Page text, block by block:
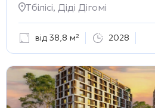
Тбілісі, Діді Дігомі
від 38,8 м² 2028